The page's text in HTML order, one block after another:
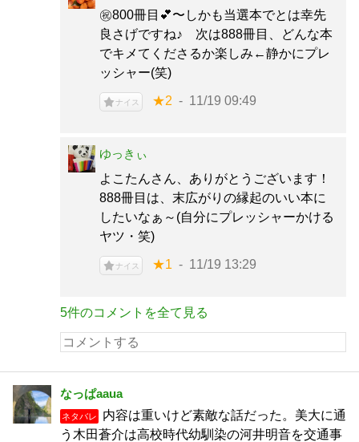
㊗800冊目💕〜しかも当選本でとは幸先
良さげですね♪ 次は888冊目、どんな本
でキメてくださるか楽しみ←静かにプレ
ッシャー(笑)
ナイス ★2 11/19 09:49
ゆっきぃ
よこたんさん、ありがとうございます！
888冊目は、末広がりの縁起のいい本に
したいなぁ～(自分にプレッシャーかける
ヤツ・笑)
ナイス ★1 11/19 13:29
5件のコメントを全て見る
なっぱaaua
ネタバレ
内容は重いけど素敵な話だった。美大に通
う木田蒼介は高校時代幼馴染の河井明音を交通事